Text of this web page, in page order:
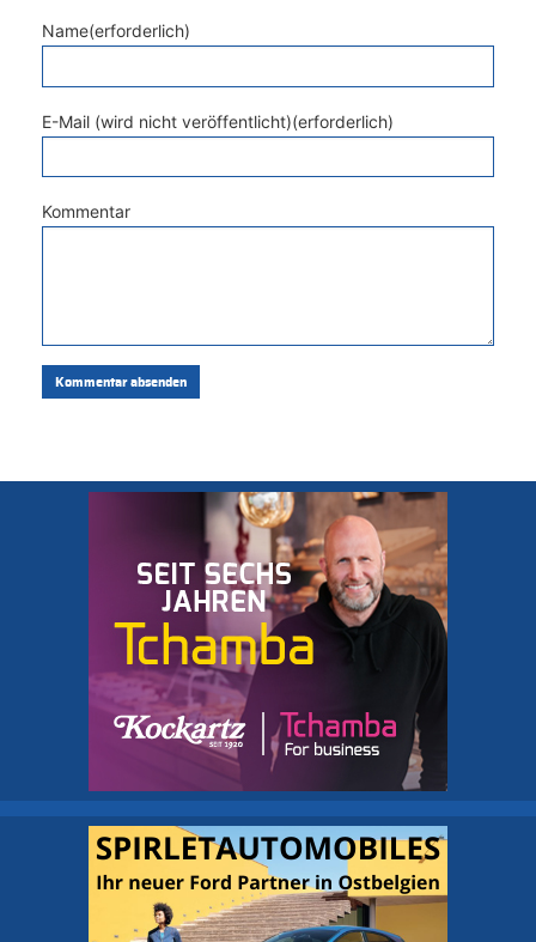
Name(erforderlich)
E-Mail (wird nicht veröffentlicht)(erforderlich)
Kommentar